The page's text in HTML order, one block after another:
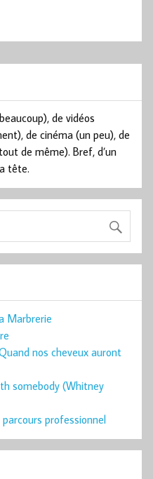
de vidéos
de cinéma (un peu), de
de même). Bref, d’un
tête.
Marbrerie
nos cheveux auront
somebody (Whitney
parcours professionnel